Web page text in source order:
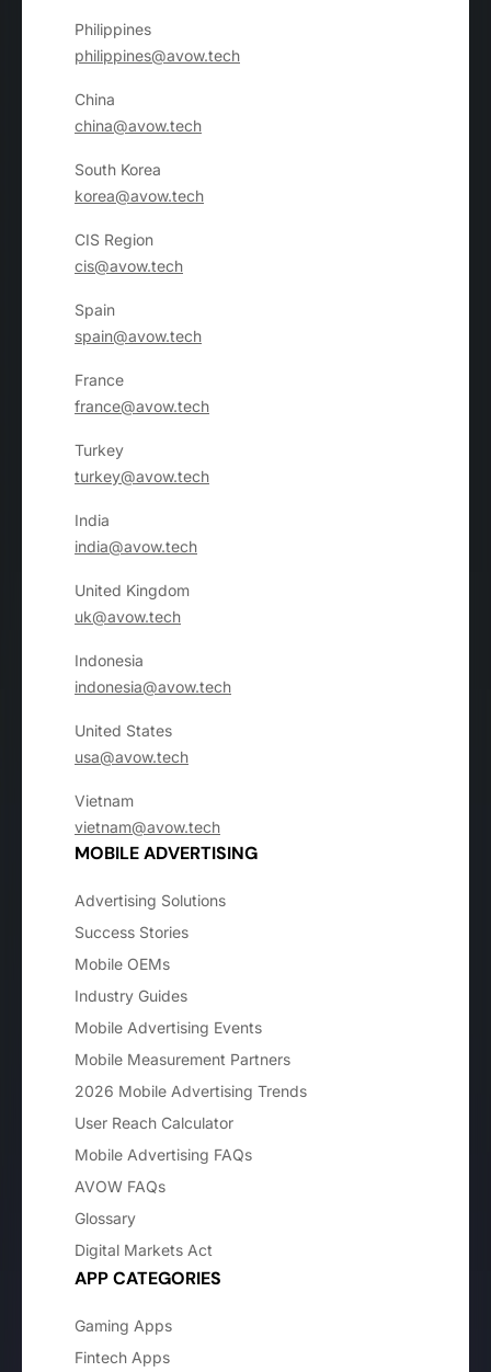
Philippines
philippines@avow.tech
China
china@avow.tech
South Korea
korea@avow.tech
CIS Region
cis@avow.tech
Spain
spain@avow.tech
France
france@avow.tech
Turkey
turkey@avow.tech
India
india@avow.tech
United Kingdom
uk@avow.tech
Indonesia
indonesia@avow.tech
United States
usa@avow.tech
Vietnam
vietnam@avow.tech
MOBILE ADVERTISING
Advertising Solutions
Success Stories
Mobile OEMs
Industry Guides
Mobile Advertising Events
Mobile Measurement Partners
2026 Mobile Advertising Trends
User Reach Calculator
Mobile Advertising FAQs
AVOW FAQs
Glossary
Digital Markets Act
APP CATEGORIES
Gaming Apps
Fintech Apps